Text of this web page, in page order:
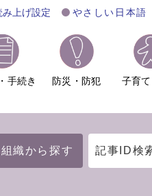
み上げ設定 やさしい日本語
手続き 防災・防犯 子育
組織から探す 記事ID検